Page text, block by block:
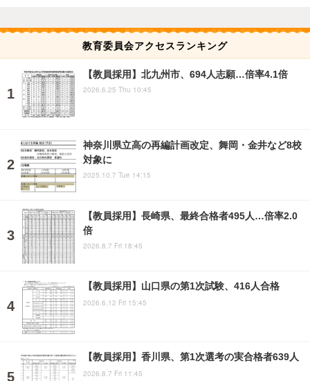
教育委員会アクセスランキング
【教員採用】北九州市、694人志願…倍率4.1倍
2026.6.25 Thu 10:45
神奈川県立高の再編計画改定、舞岡・金井など8校
対象に
2025.10.7 Tue 14:15
【教員採用】長崎県、最終合格者495人…倍率2.0
倍
2026.8.7 Fri 18:45
【教員採用】山口県の第1次試験、416人合格
2026.6.12 Fri 15:45
【教員採用】香川県、第1次選考の実合格者639人
2026.8.7 Fri 11:45